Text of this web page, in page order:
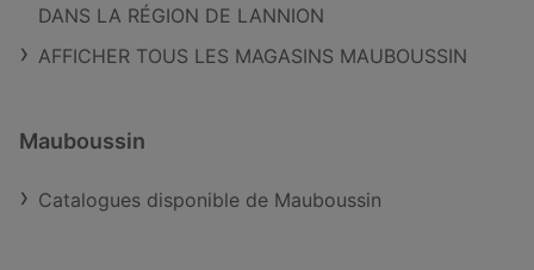
DANS LA RÉGION DE LANNION
AFFICHER TOUS LES MAGASINS MAUBOUSSIN
Mauboussin
Catalogues disponible de Mauboussin